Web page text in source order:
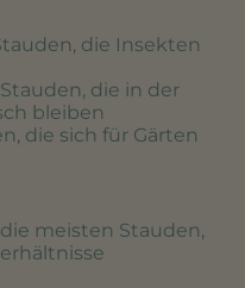
die Insekten
die in der
bleiben
die sich für Gärten
meisten Stauden,